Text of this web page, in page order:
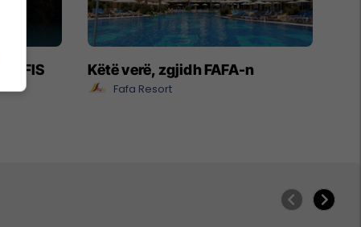
Këtë verë, zgjidh FAFA-n
Fafa Resort